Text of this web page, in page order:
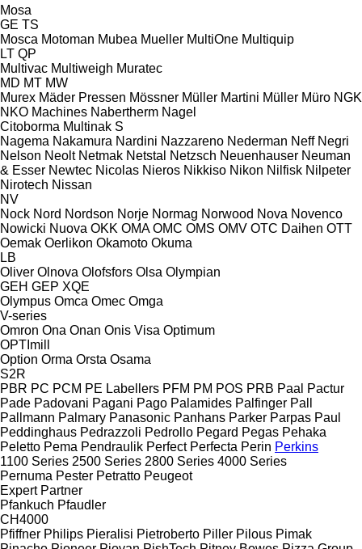
Mosa
GE TS
Mosca Motoman Mubea Mueller MultiOne Multiquip
LT QP
Multivac Multiweigh Muratec
MD MT MW
Murex Mäder Pressen Mössner Müller Martini Müller Müro NGK
NKO Machines Nabertherm Nagel
Citoborma Multinak S
Nagema Nakamura Nardini Nazzareno Nederman Neff Negri
Nelson Neolt Netmak Netstal Netzsch Neuenhauser Neuman
& Esser Newtec Nicolas Nieros Nikkiso Nikon Nilfisk Nilpeter
Nirotech Nissan
NV
Nock Nord Nordson Norje Normag Norwood Nova Novenco
Nowicki Nuova OKK OMA OMC OMS OMV OTC Daihen OTT
Oemak Oerlikon Okamoto Okuma
LB
Oliver Olnova Olofsfors Olsa Olympian
GEH GEP XQE
Olympus Omca Omec Omga
V-series
Omron Ona Onan Onis Visa Optimum
OPTImill
Option Orma Orsta Osama
S2R
PBR PC PCM PE Labellers PFM PM POS PRB Paal
Pactur
Pade Padovani Pagani Pago Palamides Palfinger Pall
Pallmann Palmary Panasonic Panhans Parker Parpas Paul
Peddinghaus Pedrazzoli Pedrollo Pegard Pegas Pehaka
Peletto Pema Pendraulik Perfect Perfecta Perin Perkins
1100 Series 2500 Series 2800 Series 4000 Series
Pernuma Pester Petratto Peugeot
Expert Partner
Pfankuch Pfaudler
CH4000
Pfiffner Philips Pieralisi Pietroberto Piller Pilous Pimak